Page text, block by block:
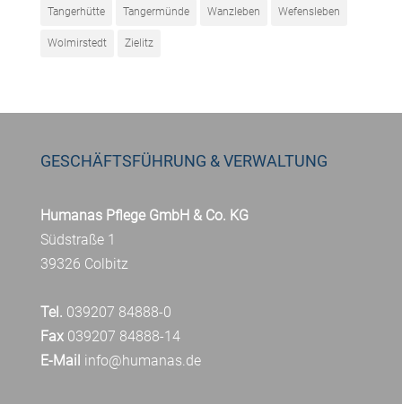
Tangerhütte Tangermünde Wanzleben Wefensleben
Wolmirstedt Zielitz
GESCHÄFTSFÜHRUNG & VERWALTUNG
Humanas Pflege GmbH & Co. KG
Südstraße 1
39326 Colbitz
Tel. 039207 84888-0
Fax039207 84888-14
E-Mail info@humanas.de